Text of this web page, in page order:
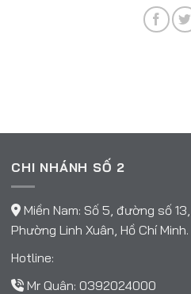
CHI NHÁNH SỐ 2
Miền Nam: Số 5, đường số 13,
Phường Linh Xuân, Hồ Chí Minh.
Hotline:
Mr Quân: 0392024000